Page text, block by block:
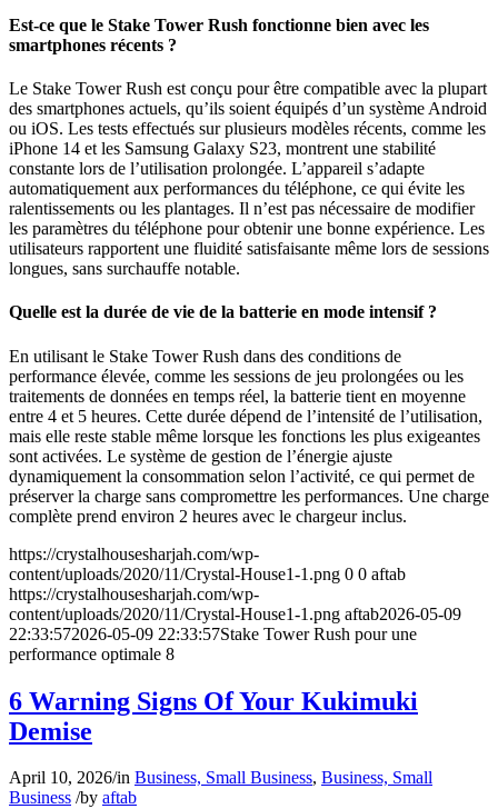
Est-ce que le Stake Tower Rush fonctionne bien avec les
smartphones récents ?
Le Stake Tower Rush est conçu pour être compatible avec la plupart
des smartphones actuels, qu’ils soient équipés d’un système Android
ou iOS. Les tests effectués sur plusieurs modèles récents, comme les
iPhone 14 et les Samsung Galaxy S23, montrent une stabilité
constante lors de l’utilisation prolongée. L’appareil s’adapte
automatiquement aux performances du téléphone, ce qui évite les
ralentissements ou les plantages. Il n’est pas nécessaire de modifier
les paramètres du téléphone pour obtenir une bonne expérience. Les
utilisateurs rapportent une fluidité satisfaisante même lors de sessions
longues, sans surchauffe notable.
Quelle est la durée de vie de la batterie en mode intensif ?
En utilisant le Stake Tower Rush dans des conditions de
performance élevée, comme les sessions de jeu prolongées ou les
traitements de données en temps réel, la batterie tient en moyenne
entre 4 et 5 heures. Cette durée dépend de l’intensité de l’utilisation,
mais elle reste stable même lorsque les fonctions les plus exigeantes
sont activées. Le système de gestion de l’énergie ajuste
dynamiquement la consommation selon l’activité, ce qui permet de
préserver la charge sans compromettre les performances. Une charge
complète prend environ 2 heures avec le chargeur inclus.
https://crystalhousesharjah.com/wp-
content/uploads/2020/11/Crystal-House1-1.png 0 0 aftab
https://crystalhousesharjah.com/wp-
content/uploads/2020/11/Crystal-House1-1.png aftab2026-05-09
22:33:572026-05-09 22:33:57Stake Tower Rush pour une
performance optimale 8
6 Warning Signs Of Your Kukimuki
Demise
April 10, 2026/in Business, Small Business, Business, Small
Business /by aftab